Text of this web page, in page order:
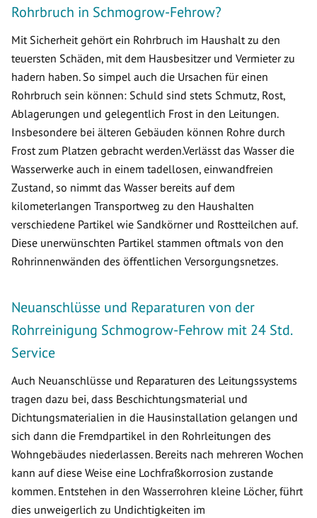
Rohrbruch in Schmogrow-Fehrow?
Mit Sicherheit gehört ein Rohrbruch im Haushalt zu den
teuersten Schäden, mit dem Hausbesitzer und Vermieter zu
hadern haben. So simpel auch die Ursachen für einen
Rohrbruch sein können: Schuld sind stets Schmutz, Rost,
Ablagerungen und gelegentlich Frost in den Leitungen.
Insbesondere bei älteren Gebäuden können Rohre durch
Frost zum Platzen gebracht werden.Verlässt das Wasser die
Wasserwerke auch in einem tadellosen, einwandfreien
Zustand, so nimmt das Wasser bereits auf dem
kilometerlangen Transportweg zu den Haushalten
verschiedene Partikel wie Sandkörner und Rostteilchen auf.
Diese unerwünschten Partikel stammen oftmals von den
Rohrinnenwänden des öffentlichen Versorgungsnetzes.
Neuanschlüsse und Reparaturen von der
Rohrreinigung Schmogrow-Fehrow mit 24 Std.
Service
Auch Neuanschlüsse und Reparaturen des Leitungssystems
tragen dazu bei, dass Beschichtungsmaterial und
Dichtungsmaterialien in die Hausinstallation gelangen und
sich dann die Fremdpartikel in den Rohrleitungen des
Wohngebäudes niederlassen. Bereits nach mehreren Wochen
kann auf diese Weise eine Lochfraßkorrosion zustande
kommen. Entstehen in den Wasserrohren kleine Löcher, führt
dies unweigerlich zu Undichtigkeiten im